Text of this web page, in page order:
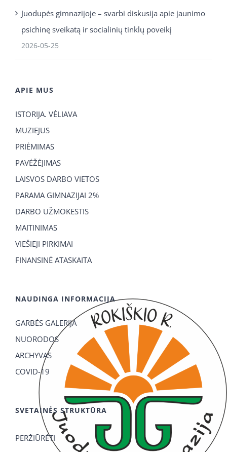
Juodupės gimnazijoje – svarbi diskusija apie jaunimo
psichinę sveikatą ir socialinių tinklų poveikį
2026-05-25
APIE MUS
ISTORIJA. VĖLIAVA
MUZIEJUS
PRIĖMIMAS
PAVĖŽĖJIMAS
LAISVOS DARBO VIETOS
PARAMA GIMNAZIJAI 2%
DARBO UŽMOKESTIS
MAITINIMAS
VIEŠIEJI PIRKIMAI
FINANSINĖ ATASKAITA
NAUDINGA INFORMACIJA
GARBĖS GALERIJA
NUORODOS
ARCHYVAS
COVID-19
SVETAINĖS STRUKTŪRA
PERŽIŪRĖTI